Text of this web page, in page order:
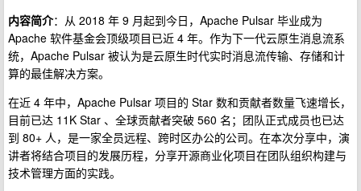
内容简介：从 2018 年 9 月起到今日，Apache Pulsar 毕业成为
Apache 软件基金会顶级项目已近 4 年。作为下一代云原生消息流系
统，Apache Pulsar 被认为是云原生时代实时消息流传输、存储和计
算的最佳解决方案。
在近 4 年中，Apache Pulsar 项目的 Star 数和贡献者数量飞速增长，
目前已达 11K Star 、全球贡献者突破 560 名；团队正式成员也已达
到 80+ 人，是一家全员远程、跨时区办公的公司。在本次分享中，演
讲者将结合项目的发展历程，分享开源商业化项目在团队组织构建与
技术管理方面的实践。